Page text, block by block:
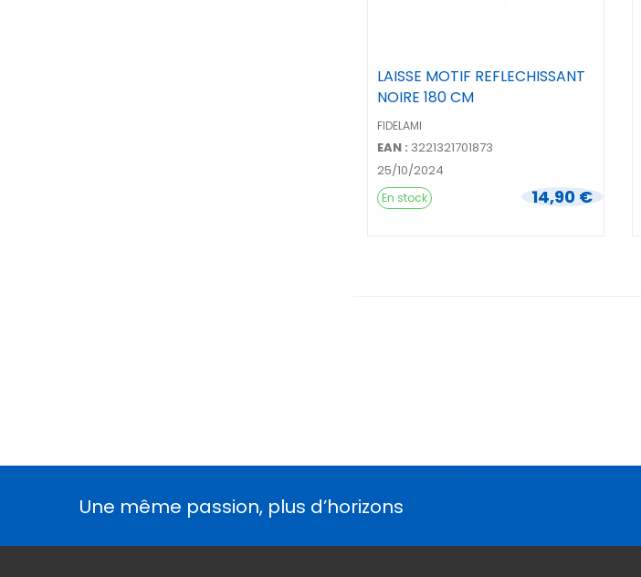
LAISSE MOTIF REFLECHISSANT
NOIRE 180 CM
FIDELAMI
EAN : 3221321701873
25/10/2024
14,90 €
En stock
Une même passion, plus d’horizons